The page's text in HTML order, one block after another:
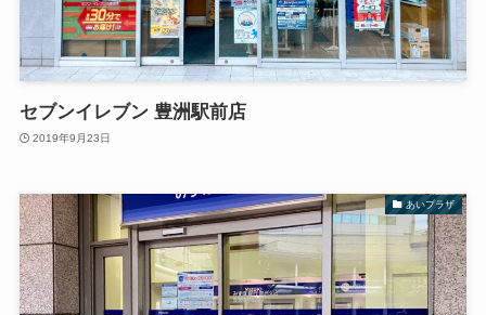
セブンイレブン 豊洲駅前店
2019年9月23日
あいプラザ